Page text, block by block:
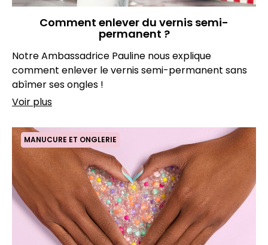
Comment enlever du vernis semi-
permanent ?
Notre Ambassadrice Pauline nous explique
comment enlever le vernis semi-permanent sans
abîmer ses ongles !
Voir plus
MANUCURE ET ONGLERIE